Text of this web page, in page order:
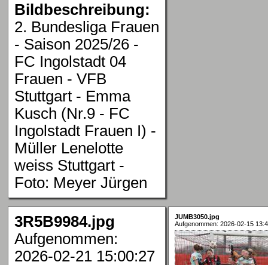
Bildbeschreibung:
2. Bundesliga Frauen
- Saison 2025/26 -
FC Ingolstadt 04
Frauen - VFB
Stuttgart - Emma
Kusch (Nr.9 - FC
Ingolstadt Frauen I) -
Müller Lenelotte
weiss Stuttgart -
Foto: Meyer Jürgen
3R5B9984.jpg
Aufgenommen:
2026-02-21 15:00:27
JUMB3050.jpg
Aufgenommen: 2026-02-15